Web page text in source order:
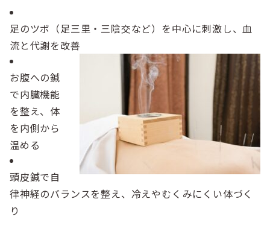
足のツボ（足三里・三陰交など）を中心に刺激し、血
流と代謝を改善
お腹への鍼
で内臓機能
を整え、体
を内側から
温める
頭皮鍼で自
律神経のバランスを整え、冷えやむくみにくい体づく
り